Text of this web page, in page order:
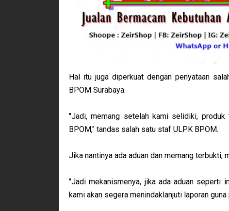
Hal itu juga diperkuat dengan penyataan
BPOM Surabaya.
"Jadi, memang setelah kami selidiki,
BPOM," tandas salah satu staf ULPK BPOM.
Jika nantinya ada aduan dan memang terbukti,
"Jadi mekanismenya, jika ada aduan seperti
kami akan segera menindaklanjuti laporan